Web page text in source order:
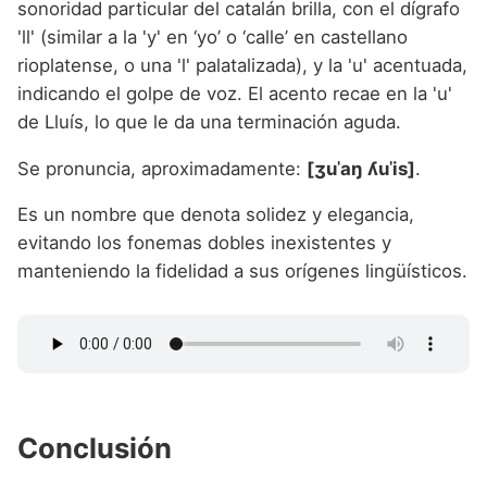
sonoridad particular del catalán brilla, con el dígrafo
'll' (similar a la 'y' en ‘yo’ o ‘calle’ en castellano
rioplatense, o una 'l' palatalizada), y la 'u' acentuada,
indicando el golpe de voz. El acento recae en la 'u'
de Lluís, lo que le da una terminación aguda.
Se pronuncia, aproximadamente: [ʒuˈaŋ ʎuˈis].
Es un nombre que denota solidez y elegancia,
evitando los fonemas dobles inexistentes y
manteniendo la fidelidad a sus orígenes lingüísticos.
Conclusión